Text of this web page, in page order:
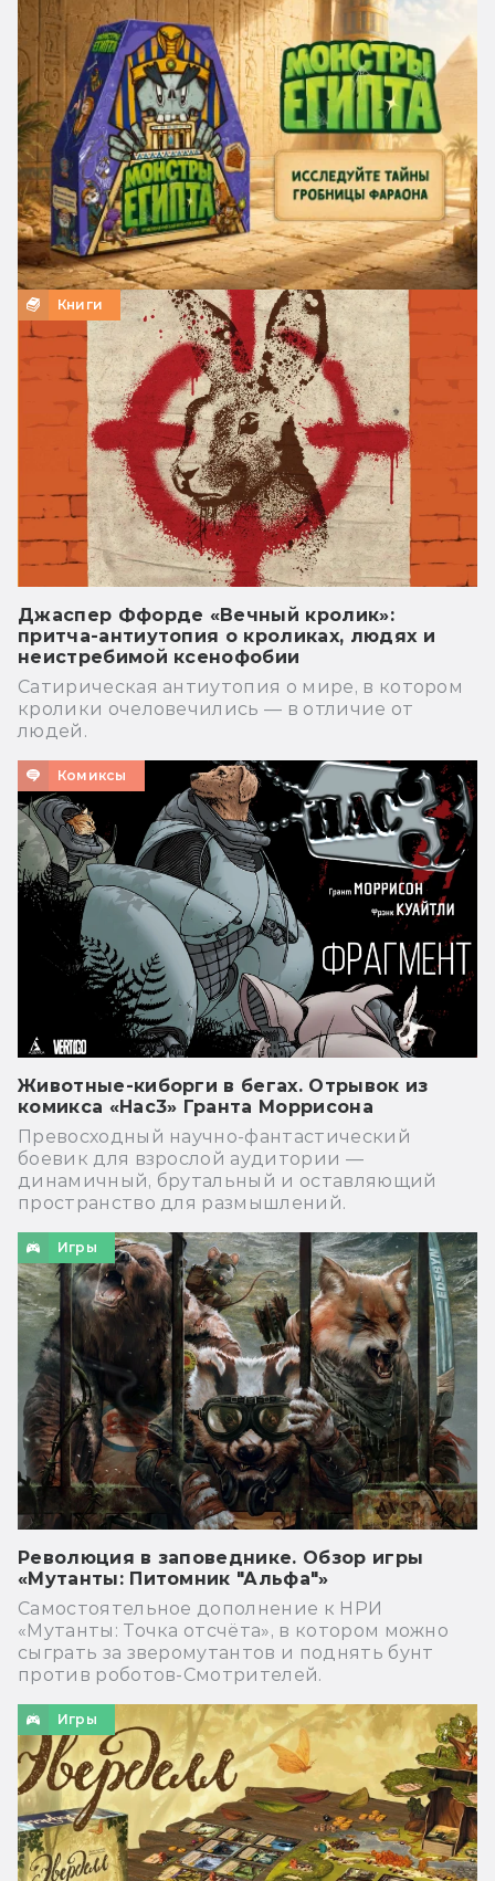
Книги
Джаспер Ффорде «Вечный кролик»:
притча-антиутопия о кроликах, людях и
неистребимой ксенофобии
Сатирическая антиутопия о мире, в котором
кролики очеловечились — в отличие от
людей.
Комиксы
Животные-киборги в бегах. Отрывок из
комикса «Нас3» Гранта Моррисона
Превосходный научно-фантастический
боевик для взрослой аудитории —
динамичный, брутальный и оставляющий
пространство для размышлений.
Игры
Революция в заповеднике. Обзор игры
«Мутанты: Питомник "Альфа"»
Самостоятельное дополнение к НРИ
«Мутанты: Точка отсчёта», в котором можно
сыграть за зверомутантов и поднять бунт
против роботов-Смотрителей.
Игры